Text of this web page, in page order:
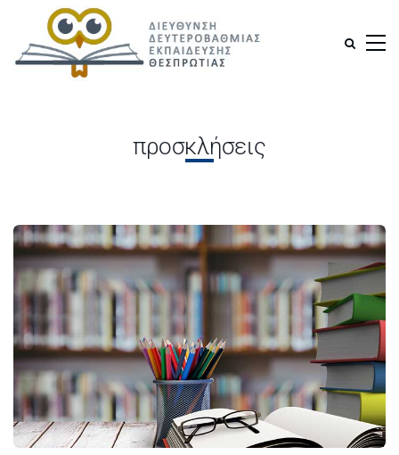
προσκλήσεις